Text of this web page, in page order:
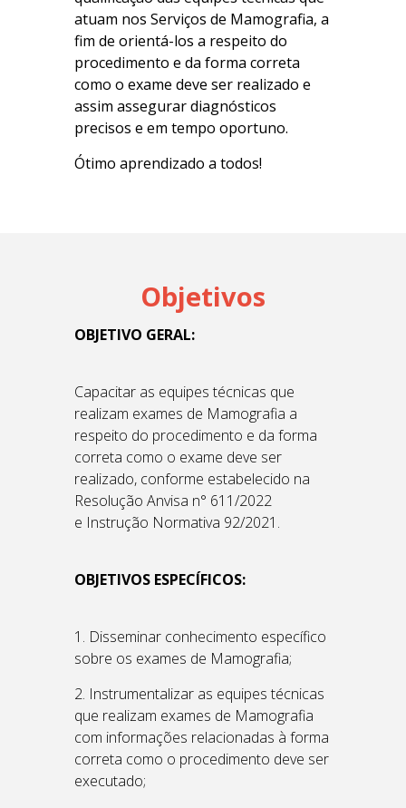
atuam nos Serviços de Mamografia, a
fim de orientá-los a respeito do
procedimento e da forma correta
como o exame deve ser realizado e
assim assegurar diagnósticos
precisos e em tempo oportuno.
Ótimo aprendizado a todos!
Objetivos
OBJETIVO GERAL:
Capacitar as equipes técnicas que
realizam exames de Mamografia a
respeito do procedimento e da forma
correta como o exame deve ser
realizado, conforme estabelecido na
Resolução Anvisa n° 611/2022
e Instrução Normativa 92/2021.
OBJETIVOS ESPECÍFICOS:
1. Disseminar conhecimento específico
sobre os exames de Mamografia;
2. Instrumentalizar as equipes técnicas
que realizam exames de Mamografia
com informações relacionadas à forma
correta como o procedimento deve ser
executado;